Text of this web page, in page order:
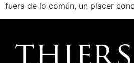
fuera de lo común, un placer